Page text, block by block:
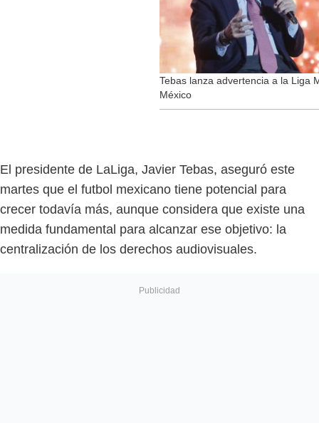
Tebas lanza advertencia a la Liga
México
El presidente de LaLiga, Javier Tebas, aseguró este
martes que el futbol mexicano tiene potencial para
crecer todavía más, aunque considera que existe una
medida fundamental para alcanzar ese objetivo: la
centralización de los derechos audiovisuales.